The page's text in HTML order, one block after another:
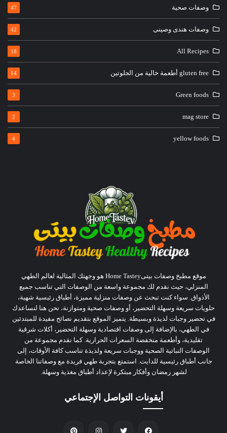
وصفات صحية 47
وصفات هندى وصينى 42
All Recipes
18
gluten free أطعمة خالية من الجلوتين 14
Green foods
3
mag store
2
yellow foods
4
موقع مطبخ وصفات بيتىHome Tastey هو وجهتك المثالية لعالم الطهي
المنزلي، حيث نقدم لك مجموعة واسعة من الوصفات التي تناسب جميع
الأذواق. سواء كنت تبحث عن وصفات منزلية مميزة، أطباق رئيسية شهية،
حلويات سريعة وسهلة التحضير، أو وصفات صحية ومتوازنة، نحن هنا لنساعدك
في تحضير وجبات لذيذة وبسيطة. يتميز الموقع بتقديم نصائح مفيدة للمبتدئين
في الطهي، بالإضافة إلى وصفات اقتصادية وسهلة التحضير، أكلات شرقية
تقليدية، وأطعمة منخفضة السعرات الحرارية. كما نقدم مجموعة من
الوصفات النباتية الصحية ووجبات سريعة ولذيذة تناسب كافة الأوقات، إلى
جانب أطباق رئيسية للدايت. استمتع بتجربة طهي فريدة مع وصفاتنا الخاصة
لشهر رمضان وأفكار مبتكرة لإعداد أطباق مغذية وسهلة.
أيقونات التواصل الإجتماعي